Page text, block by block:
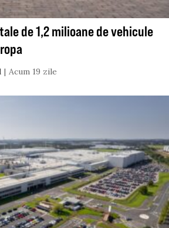
de 1,2 milioane de vehicule
Acum 19 zile